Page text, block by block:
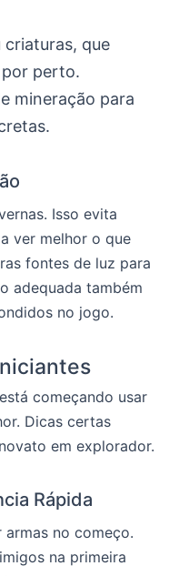
criaturas, que
perto.
mineração para
Isso evita
ver melhor o que
fontes de luz para
adequada também
no jogo.
começando usar
Dicas certas
em explorador.
Rápida
no começo.
na primeira